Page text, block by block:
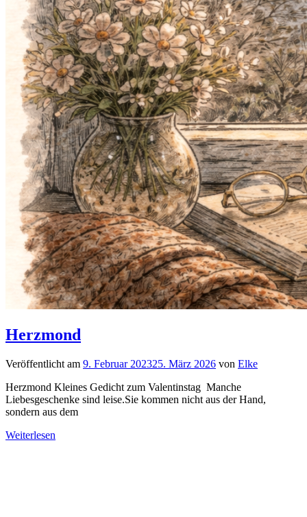
Herzmond
Veröffentlicht am 9. Februar 202325. März 2026 von Elke
Herzmond Kleines Gedicht zum Valentinstag Manche
Liebesgeschenke sind leise.Sie kommen nicht aus der Hand,
sondern aus dem
Weiterlesen